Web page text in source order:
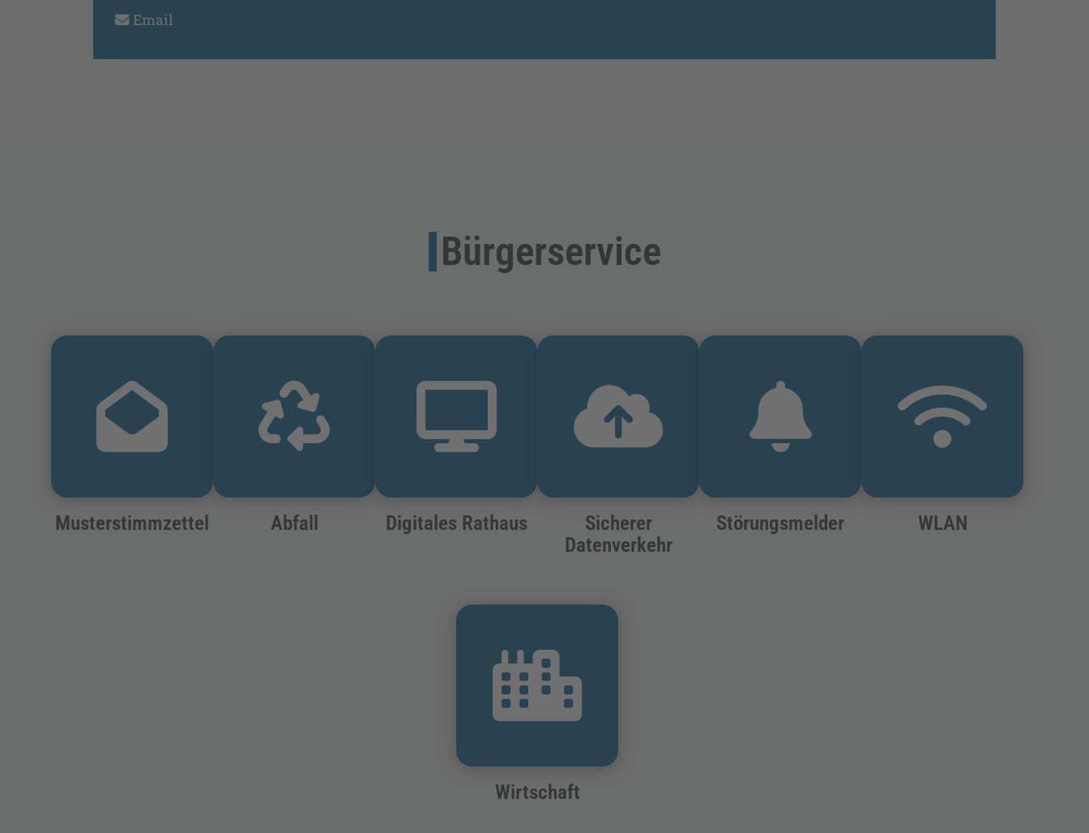
Email
Bürgerservice
Musterstimmzettel Abfall Digitales Rathaus
Sicherer
Datenverkehr
Störungsmelder WLAN
Wirtschaft